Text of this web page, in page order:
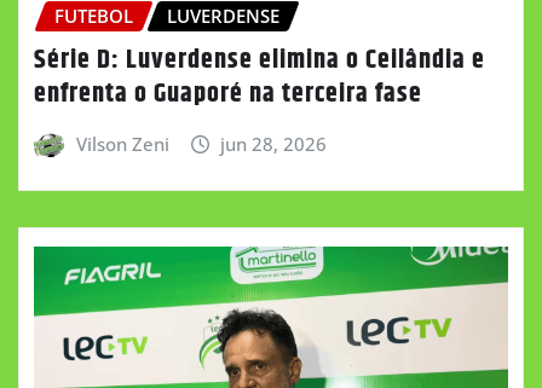
FUTEBOL LUVERDENSE
Série D: Luverdense elimina o Ceilândia e
enfrenta o Guaporé na terceira fase
Vilson Zeni jun 28, 2026